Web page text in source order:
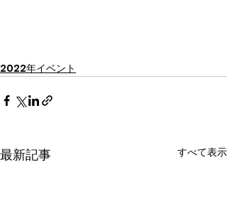
2022年イベント
最新記事 すべて表示